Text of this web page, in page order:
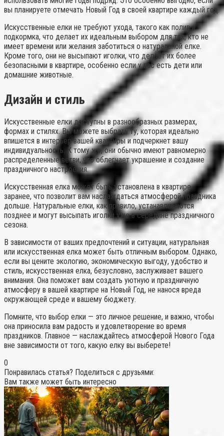
вы планируете отмечать Новый Год в своей квартире каждый год.
Искусственные елки не требуют ухода, такого как полив и
подкормка, что делает их идеальным выбором для тех, кто не
имеет времени или желания заботиться о натуральной елке.
Кроме того, они не высыпают иголки, что делает их более
безопасными в квартире, особенно если у вас есть дети или
домашние животные.
Дизайн и стиль
Искусственные елки доступны в разнообразных размерах,
формах и стилях. Вы можете выбрать ту, которая идеально
впишется в интерьер вашей квартиры и подчеркнет вашу
индивидуальность. К тому же, они обычно имеют равномерно
распределенные ветви, что облегчает украшение и создание
праздничного настроения.
Искусственная елка может быть установлена в квартире
заранее, что позволит вам наслаждаться атмосферой праздника
дольше. Натуральные елки, как правило, устанавливаются
позднее и могут высыпать иголки уже в середине праздничного
сезона.
В зависимости от ваших предпочтений и ситуации, натуральная
или искусственная елка может быть отличным выбором. Однако,
если вы цените экологию, экономическую выгоду, удобство и
стиль, искусственная елка, безусловно, заслуживает вашего
внимания. Она поможет вам создать уютную и праздничную
атмосферу в вашей квартире на Новый Год, не нанося вреда
окружающей среде и вашему бюджету.
Помните, что выбор елки — это личное решение, и важно, чтобы
она приносила вам радость и удовлетворение во время
праздников. Главное — наслаждайтесь атмосферой Нового Года
вне зависимости от того, какую елку вы выберете!
0
Понравилась статья? Поделиться с друзьями:
Вам также может быть интересно